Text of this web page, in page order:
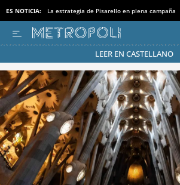
ES NOTICIA: La estrategia de Pisarello en plena campaña
LEER EN CASTELLANO
Pásate al MODO AHORRO